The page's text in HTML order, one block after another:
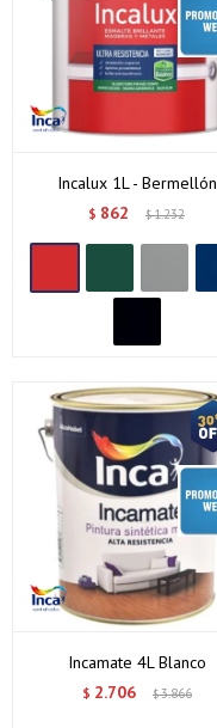
Incalux 1L - Bermellón
$ 862 $1.232
Incamate 4L Blanco
$ 2.706 $3.866